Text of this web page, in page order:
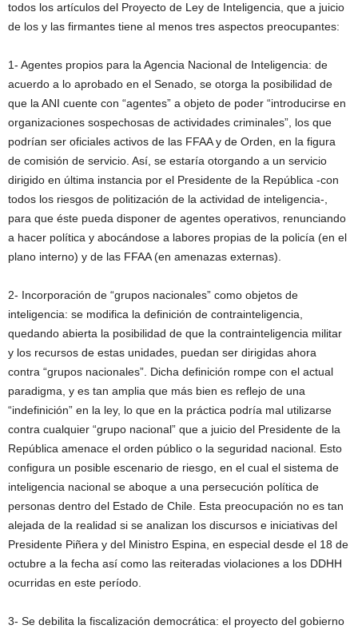
todos los artículos del Proyecto de Ley de Inteligencia, que a juicio
de los y las firmantes tiene al menos tres aspectos preocupantes:
1- Agentes propios para la Agencia Nacional de Inteligencia: de
acuerdo a lo aprobado en el Senado, se otorga la posibilidad de
que la ANI cuente con “agentes” a objeto de poder “introducirse en
organizaciones sospechosas de actividades criminales”, los que
podrían ser oficiales activos de las FFAA y de Orden, en la figura
de comisión de servicio. Así, se estaría otorgando a un servicio
dirigido en última instancia por el Presidente de la República -con
todos los riesgos de politización de la actividad de inteligencia-,
para que éste pueda disponer de agentes operativos, renunciando
a hacer política y abocándose a labores propias de la policía (en el
plano interno) y de las FFAA (en amenazas externas).
2- Incorporación de “grupos nacionales” como objetos de
inteligencia: se modifica la definición de contrainteligencia,
quedando abierta la posibilidad de que la contrainteligencia militar
y los recursos de estas unidades, puedan ser dirigidas ahora
contra “grupos nacionales”. Dicha definición rompe con el actual
paradigma, y es tan amplia que más bien es reflejo de una
“indefinición” en la ley, lo que en la práctica podría mal utilizarse
contra cualquier “grupo nacional” que a juicio del Presidente de la
República amenace el orden público o la seguridad nacional. Esto
configura un posible escenario de riesgo, en el cual el sistema de
inteligencia nacional se aboque a una persecución política de
personas dentro del Estado de Chile. Esta preocupación no es tan
alejada de la realidad si se analizan los discursos e iniciativas del
Presidente Piñera y del Ministro Espina, en especial desde el 18 de
octubre a la fecha así como las reiteradas violaciones a los DDHH
ocurridas en este período.
3- Se debilita la fiscalización democrática: el proyecto del gobierno